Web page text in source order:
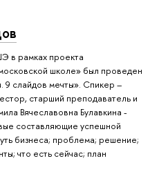
в рамках проекта
школе» был проведен
9 слайдов мечты». Спикер –
старший преподаватель и
Вячеславовна Булавкина -
составляющие успешной
бизнеса; проблема; решение;
что есть сейчас; план